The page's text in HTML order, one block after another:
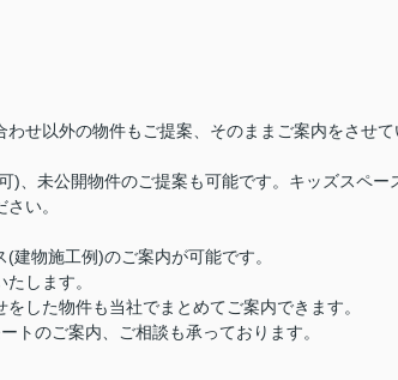
わせ以外の物件もご提案、そのままご案内をさせて
)、未公開物件のご提案も可能です。キッズスペー
い。
建物施工例)のご案内が可能です。
します。
した物件も当社でまとめてご案内できます。
トのご案内、ご相談も承っております。